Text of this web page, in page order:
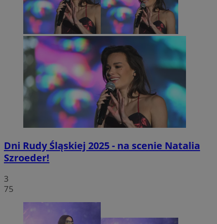
Dni Rudy Śląskiej 2025 - na scenie Natalia
Szroeder!
3
75